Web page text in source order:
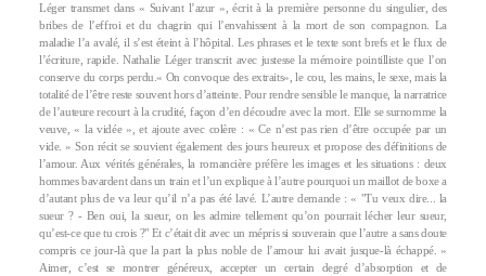
Léger transmet dans « Suivant l’azur », écrit à la première personne du singulier, des
bribes de l’effroi et du chagrin qui l’envahissent à la mort de son compagnon. La
maladie l’a avalé, il s’est éteint à l’hôpital. Les phrases et le texte sont brefs et le flux de
l’écriture, rapide. Nathalie Léger transcrit avec justesse la mémoire pointilliste que l’on
conserve du corps perdu.« On convoque des extraits», le cou, les mains, le sexe, mais la
totalité de l’être reste souvent hors d’atteinte. Pour rendre sensible le manque, la narratrice
de l’auteure recourt à la crudité, façon d’en découdre avec la mort. Elle se surnomme la
veuve, « la vidée », et ajoute avec colère : « Ce n’est pas rien d’être occupée par un
vide. » Son récit se souvient également des jours heureux et propose des définitions de
l’amour. Aux vérités générales, la romancière préfère les images et les situations : deux
hommes bavardent dans un train et l’un explique à l’autre pourquoi un maillot de boxe a
d’autant plus de va leur qu’il n’a pas été lavé. L’autre demande : « "Tu veux dire... la
sueur ? - Ben oui, la sueur, on les admire tellement qu’on pourrait lécher leur sueur,
qu’est-ce que tu crois ?" Et c’était dit avec un mépris si souverain que l’autre a sans doute
compris ce jour-là que la part la plus noble de l’amour lui avait jusque-là échappé. »
Aimer, c’est se montrer généreux, accepter un certain degré d’absorption et de